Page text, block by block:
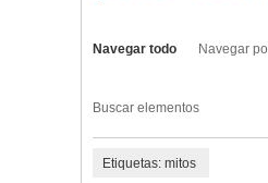
Navegar todo Navegar
Buscar elementos
Etiquetas: mitos